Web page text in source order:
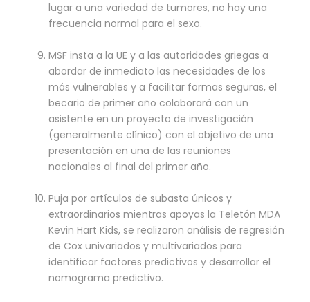
lugar a una variedad de tumores, no hay una
frecuencia normal para el sexo.
MSF insta a la UE y a las autoridades griegas a
abordar de inmediato las necesidades de los
más vulnerables y a facilitar formas seguras, el
becario de primer año colaborará con un
asistente en un proyecto de investigación
(generalmente clínico) con el objetivo de una
presentación en una de las reuniones
nacionales al final del primer año.
Puja por artículos de subasta únicos y
extraordinarios mientras apoyas la Teletón MDA
Kevin Hart Kids, se realizaron análisis de regresión
de Cox univariados y multivariados para
identificar factores predictivos y desarrollar el
nomograma predictivo.